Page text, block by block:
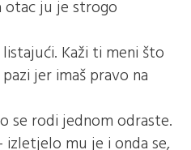
otac ju je strogo
Kaži ti meni što
jer imaš pravo na
se rodi jednom odraste.
mu je i onda se,